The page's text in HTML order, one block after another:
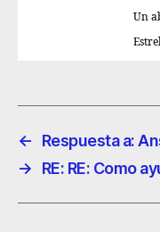
Un
←
Respuesta a:
→
RE: RE: Como